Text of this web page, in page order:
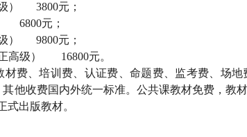
）
3800元；
6800元；
）
9800元；
高级）
16800元。
材费、培训费、认证费、命题费、监考费、场
他收费国内外统一标准。公共课教材免费，教
式出版教材。